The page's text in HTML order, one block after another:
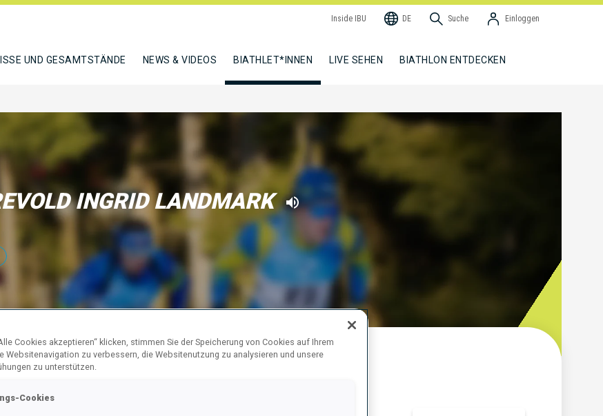
Inside IBU DE Suche Einloggen
UND GESAMTSTÄNDE NEWS & VIDEOS BIATHLET*INNEN LIVE SEHEN BIATHLON ENTDECKEN
INGRID LANDMARK
Ergebnisse und Gesamtstände
Cookies akzeptieren“ klicken, stimmen Sie der Speicherung von Cookies auf Ihrem
Websitenavigation zu verbessern, die Websitenutzung zu analysieren und unsere
zu unterstützen.
Cookies